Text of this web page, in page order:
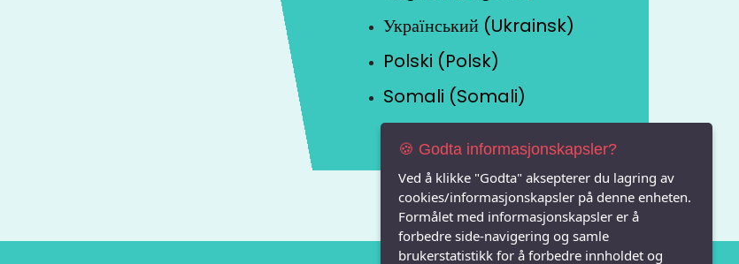
Український (Ukrainsk)
Polski (Polsk)
Somali (Somali)
🍪 Godta informasjonskapsler?
Ved å klikke "Godta" aksepterer du lagring av
cookies/informasjonskapsler på denne enheten.
Formålet med informasjonskapsler er å
forbedre side-navigering og samle
brukerstatistikk for å forbedre innholdet og